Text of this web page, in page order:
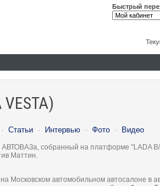
Быстрый
· Статьи · Интервью · Фото · Видео
собранный на платформе "LADA
Маттин.
Московском автомобильном автосалоне в